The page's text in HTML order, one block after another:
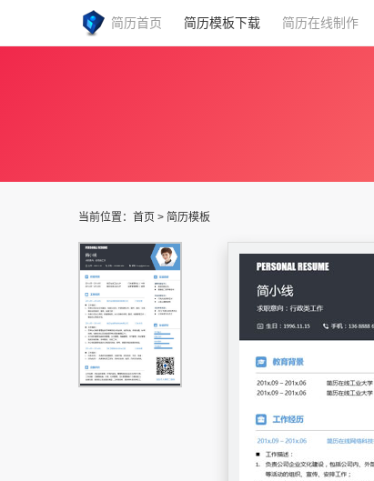
简历首页 简历模板下载 简历在线制作
当前位置： 首页 > 简历模板